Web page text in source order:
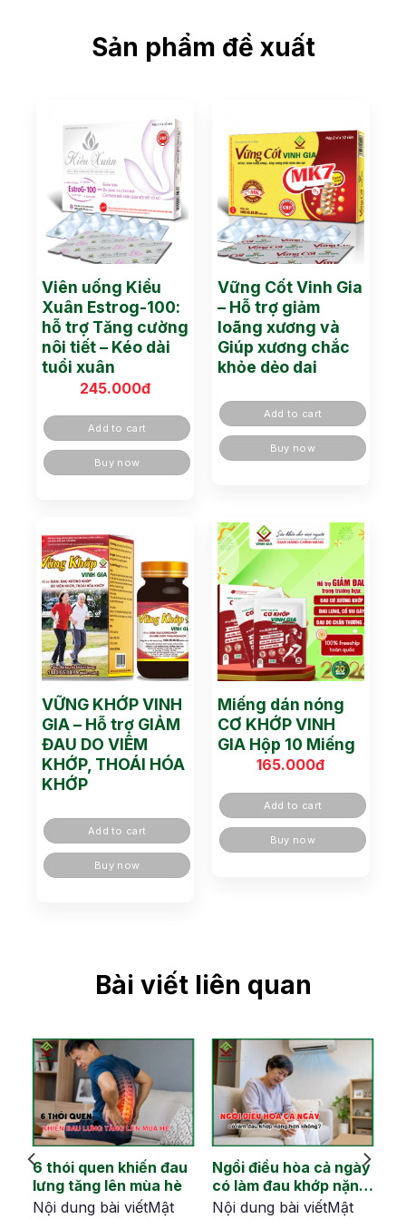
Sản phẩm đề xuất
Viên uống Kiều
Xuân Estrog-100:
hỗ trợ Tăng cường
nôi tiết – Kéo dài
tuổi xuân
245.000đ
Add to cart
Buy now
Vững Cốt Vinh Gia
– Hỗ trợ giảm
loãng xương và
Giúp xương chắc
khỏe dẻo dai
Add to cart
Buy now
VỮNG KHỚP VINH
GIA – Hỗ trợ GIẢM
ĐAU DO VIÊM
KHỚP, THOÁI HÓA
KHỚP
Add to cart
Buy now
Miếng dán nóng
CƠ KHỚP VINH
GIA Hộp 10 Miếng
165.000đ
Add to cart
Buy now
Bài viết liên quan
6 thói quen khiến đau
lưng tăng lên mùa hè
Nội dung bài viếtMật
Ngồi điều hòa cả ngày
có làm đau khớp nặng
hơn không?
Nội dung bài viếtMật